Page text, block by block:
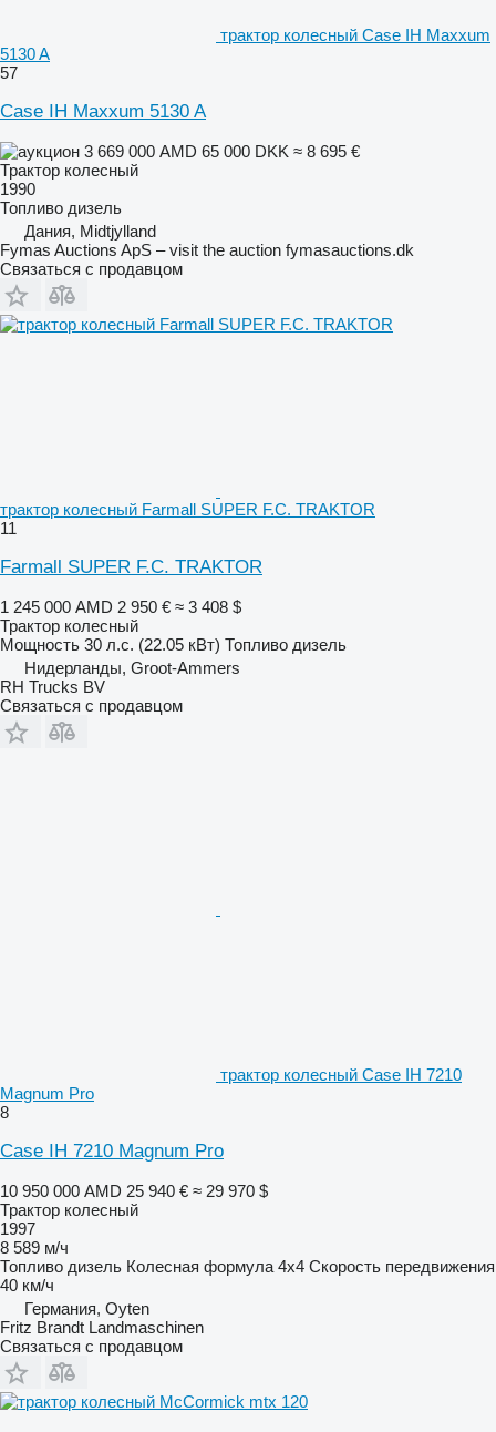
трактор колесный Case IH Maxxum
5130 A
57
Case IH Maxxum 5130 A
3 669 000 AMD 65 000 DKK ≈ 8 695 €
Трактор колесный
1990
Топливо дизель
Дания, Midtjylland
Fymas Auctions ApS – visit the auction fymasauctions.dk
Связаться с продавцом
трактор колесный Farmall SUPER F.C. TRAKTOR
11
Farmall SUPER F.C. TRAKTOR
1 245 000 AMD 2 950 € ≈ 3 408 $
Трактор колесный
Мощность 30 л.с. (22.05 кВт) Топливо дизель
Нидерланды, Groot-Ammers
RH Trucks BV
Связаться с продавцом
трактор колесный Case IH 7210
Magnum Pro
8
Case IH 7210 Magnum Pro
10 950 000 AMD 25 940 € ≈ 29 970 $
Трактор колесный
1997
8 589 м/ч
Топливо дизель Колесная формула 4x4 Скорость передвижения
40 км/ч
Германия, Oyten
Fritz Brandt Landmaschinen
Связаться с продавцом